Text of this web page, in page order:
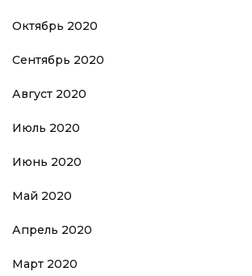
Октябрь 2020
Сентябрь 2020
Август 2020
Июль 2020
Июнь 2020
Май 2020
Апрель 2020
Март 2020